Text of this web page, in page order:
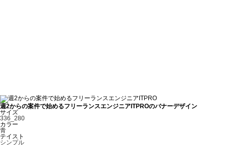
週2からの案件で始めるフリーランスエンジニアITPROのバナーデザイン
サイズ
336_280
カラー
青
テイスト
シンプル